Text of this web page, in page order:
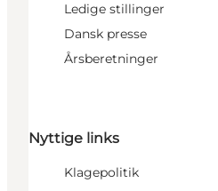
Ledige stillinger
Dansk presse
Årsberetninger
Nyttige links
Klagepolitik